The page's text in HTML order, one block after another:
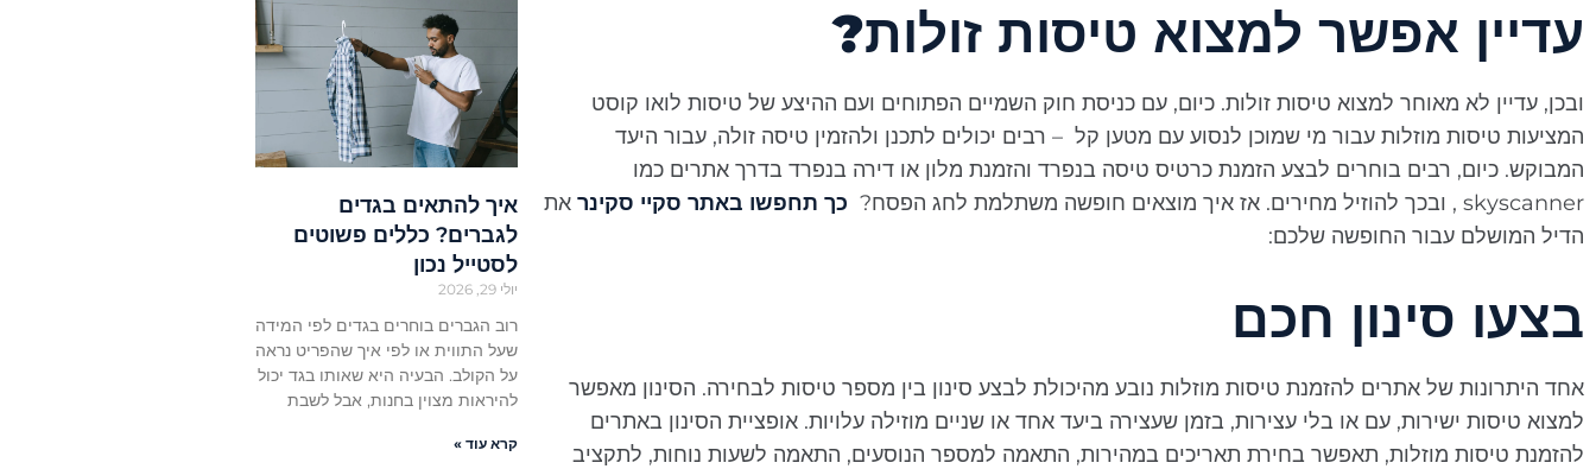
עדיין אפשר למצוא טיסות זולות?
ובכן, עדיין לא מאוחר למצוא טיסות זולות. כיום, עם כניסת חוק השמיים הפתוחים ועם ההיצע של טיסות לואו קוסט
המציעות טיסות מוזלות עבור מי שמוכן לנסוע עם מטען קל – רבים יכולים לתכנן ולהזמין טיסה זולה, עבור היעד
המבוקש. כיום, רבים בוחרים לבצע הזמנת כרטיס טיסה בנפרד והזמנת מלון או דירה בנפרד בדרך אתרים כמו
skyscanner , ובכך להוזיל מחירים. אז איך מוצאים חופשה משתלמת לחג הפסח?
כך תחפשו באתר סקיי סקינר את
הדיל המושלם עבור החופשה שלכם:
בצעו סינון חכם
אחד היתרונות של אתרים להזמנת טיסות מוזלות נובע מהיכולת לבצע סינון בין מספר טיסות לבחירה. הסינון מאפשר
למצוא טיסות ישירות, עם או בלי עצירות, בזמן שעצירה ביעד אחד או שניים מוזילה עלויות. אופציית הסינון באתרים
להזמנת טיסות מוזלות, תאפשר בחירת תאריכים במהירות, התאמה למספר הנוסעים, התאמה לשעות נוחות, לתקציב
איך להתאים בגדים
לגברים? כללים פשוטים
לסטייל נכון
יולי 29, 2026
רוב הגברים בוחרים בגדים לפי המידה
שעל התווית או לפי איך שהפריט נראה
על הקולב. הבעיה היא שאותו בגד יכול
להיראות מצוין בחנות, אבל לשבת
קרא עוד »